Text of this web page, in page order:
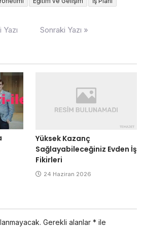
Sonraki Yazı »
Yüksek Kazanç
Sağlayabileceğiniz Evden İş
Fikirleri
24 Haziran 2026
Gerekli alanlar * ile